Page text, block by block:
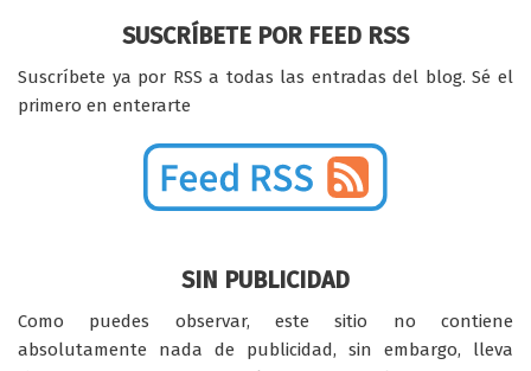
SUSCRÍBETE POR FEED RSS
Suscríbete ya por RSS a todas las entradas del blog. Sé el
primero en enterarte
SIN PUBLICIDAD
Como puedes observar, este sitio no contiene
absolutamente nada de publicidad, sin embargo, lleva